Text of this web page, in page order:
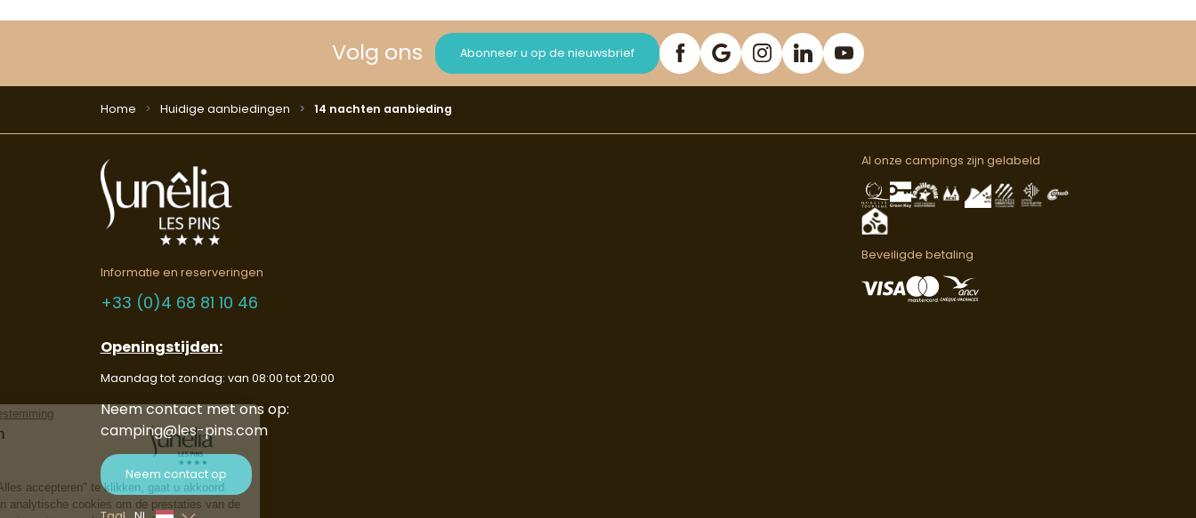
Volg ons Abonneer u op de nieuwsbrief
Home Huidige aanbiedingen 14 nachten aanbieding
Informatie en reserveringen
+33 (0)4 68 81 10 46
Openingstijden:
Maandag tot zondag: van 08:00 tot 20:00
Neem contact met ons op:
camping@les-pins.com
Neem contact op
Al onze campings zijn gelabeld
Beveiligde betaling